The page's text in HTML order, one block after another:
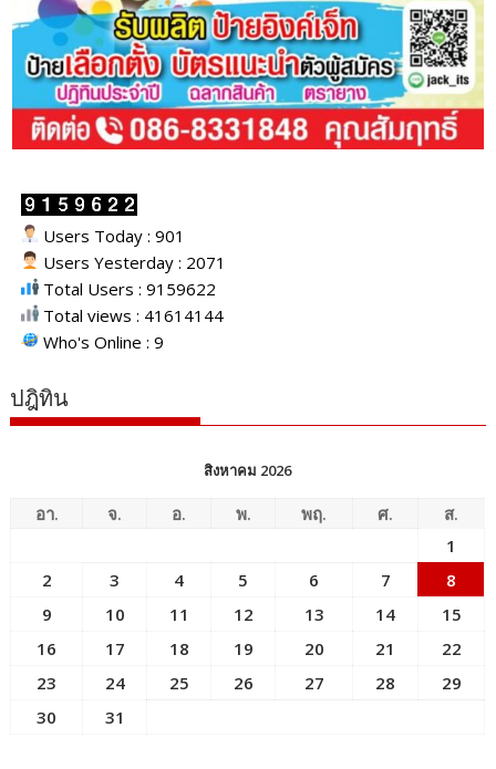
Users Today : 901
Users Yesterday : 2071
Total Users : 9159622
Total views : 41614144
Who's Online : 9
ปฎิทิน
สิงหาคม 2026
อา. จ. อ. พ. พฤ. ศ.
ส.
1
2
3 4 5 6 7
8
9
10 11 12 13 14
15
16
17 18 19 20 21
22
23
24 25 26 27 28
29
30
31